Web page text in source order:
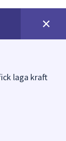
laga kraft